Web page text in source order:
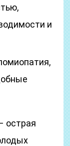
и
острая